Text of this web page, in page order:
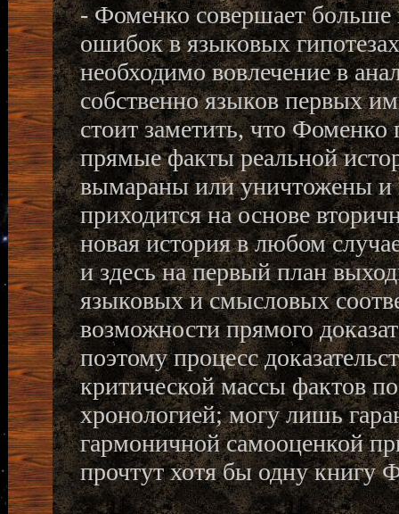
- Фоменко совершает больше
ошибок в языковых
необходимо вовлечение в
собственно языков первых
стоит заметить, что Фоменко
прямые факты реальной
вымараны или уничтожены и
приходится на основе
новая история в любом
и здесь на первый план
языковых и смысловых
возможности прямого
поэтому процесс
критической массы фактов
хронологией; могу лишь
гармоничной самооценкой
прочтут хотя бы одну книгу